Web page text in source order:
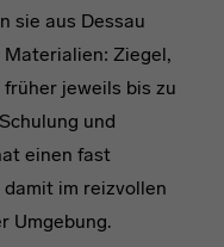
sie aus Dessau
Ziegel,
jeweils bis zu
und
einen fast
im reizvollen
Umgebung.